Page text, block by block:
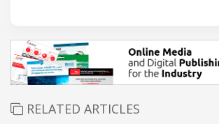
RELATED ARTICLES